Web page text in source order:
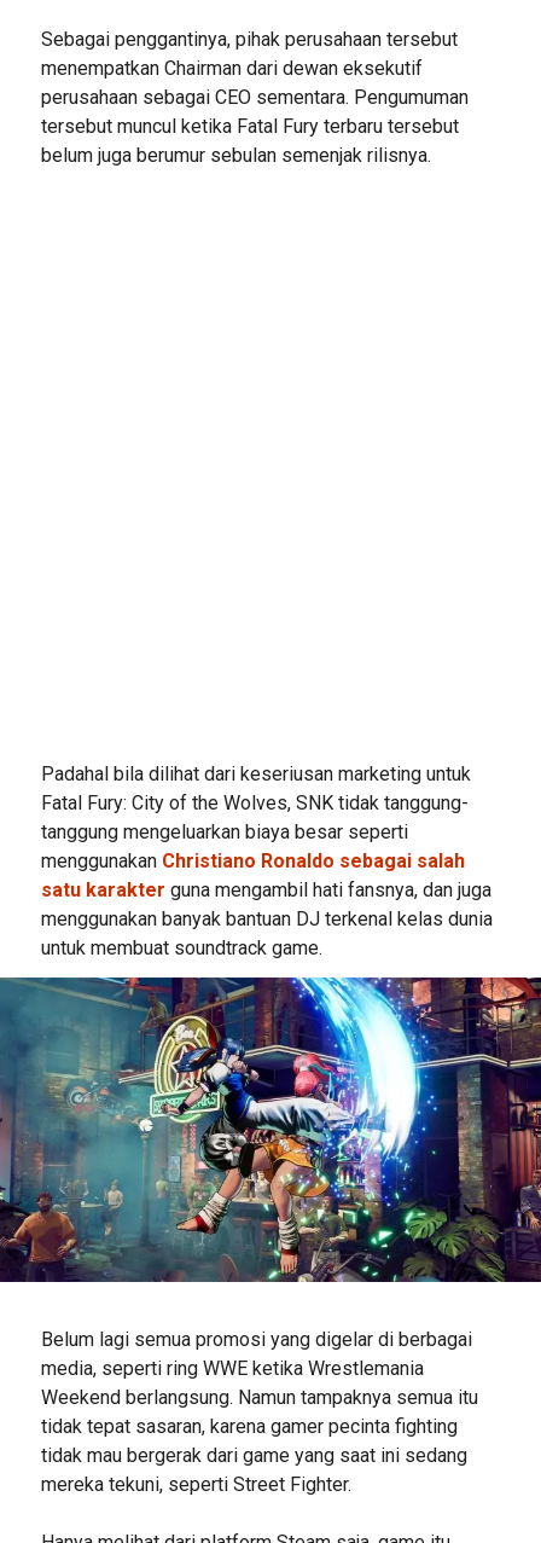
Sebagai penggantinya, pihak perusahaan tersebut
menempatkan Chairman dari dewan eksekutif
perusahaan sebagai CEO sementara. Pengumuman
tersebut muncul ketika Fatal Fury terbaru tersebut
belum juga berumur sebulan semenjak rilisnya.
Padahal bila dilihat dari keseriusan marketing untuk
Fatal Fury: City of the Wolves, SNK tidak tanggung-
tanggung mengeluarkan biaya besar seperti
menggunakan Christiano Ronaldo sebagai salah
satu karakter guna mengambil hati fansnya, dan juga
menggunakan banyak bantuan DJ terkenal kelas dunia
untuk membuat soundtrack game.
Belum lagi semua promosi yang digelar di berbagai
media, seperti ring WWE ketika Wrestlemania
Weekend berlangsung. Namun tampaknya semua itu
tidak tepat sasaran, karena gamer pecinta fighting
tidak mau bergerak dari game yang saat ini sedang
mereka tekuni, seperti Street Fighter.